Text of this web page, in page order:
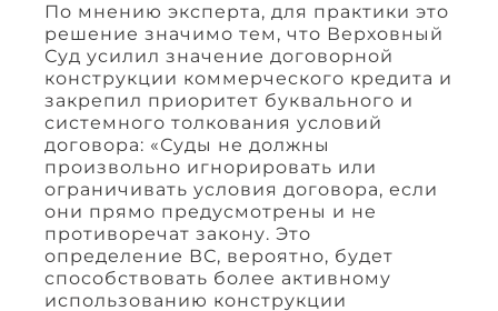
По мнению эксперта, для практики это
решение значимо тем, что Верховный
Суд усилил значение договорной
конструкции коммерческого кредита и
закрепил приоритет буквального и
системного толкования условий
договора: «Суды не должны
произвольно игнорировать или
ограничивать условия договора, если
они прямо предусмотрены и не
противоречат закону. Это
определение ВС, вероятно, будет
способствовать более активному
использованию конструкции